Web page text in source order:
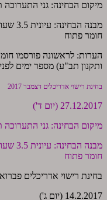
מיקום הבחינה: גני התערוכה
חומר פתוח
הערות: לראשונה פורסמו
ותקנון תב"ע) מספר ימים
בחינת רישוי אדריכלים דצמבר 2017
27.12.2017 (יום ד')
מיקום הבחינה: גני התערוכה
חומר פתוח
בחינת רישוי אדריכלים פברואר
14.2.2017 (יום ג')